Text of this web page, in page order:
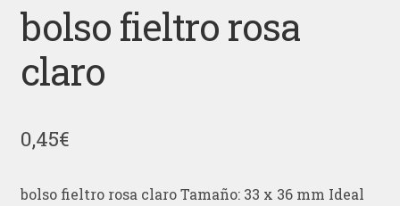
bolso fieltro rosa
claro
0,45€
bolso fieltro rosa claro Tamaño: 33 x 36 mm Ideal